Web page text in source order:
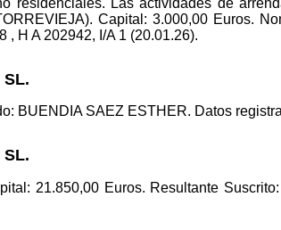
Capital: 3.000,00 Euros.
, H A 202942, I/A 1 (20.01.26).
SL.
BUENDIA SAEZ ESTHER. Datos
SL.
21.850,00 Euros. Resultante